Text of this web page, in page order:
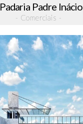
Padaria Padre Inácio
- Comerciais -